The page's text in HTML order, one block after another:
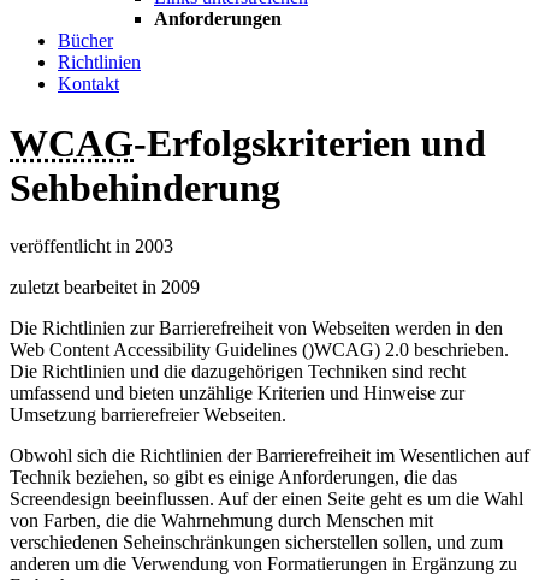
Anforderungen
Bücher
Richtlinien
Kontakt
WCAG-Erfolgskriterien und
Sehbehinderung
veröffentlicht in 2003
zuletzt bearbeitet in 2009
Die Richtlinien zur Barrierefreiheit von Webseiten werden in den
Web Content Accessibility Guidelines ()WCAG) 2.0 beschrieben.
Die Richtlinien und die dazugehörigen Techniken sind recht
umfassend und bieten unzählige Kriterien und Hinweise zur
Umsetzung barrierefreier Webseiten.
Obwohl sich die Richtlinien der Barrierefreiheit im Wesentlichen auf
Technik beziehen, so gibt es einige Anforderungen, die das
Screendesign beeinflussen. Auf der einen Seite geht es um die Wahl
von Farben, die die Wahrnehmung durch Menschen mit
verschiedenen Seheinschränkungen sicherstellen sollen, und zum
anderen um die Verwendung von Formatierungen in Ergänzung zu